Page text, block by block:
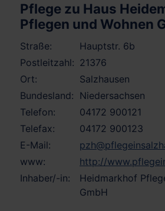
Pflege zu Haus
Pflegen und Wohnen
Straße:
Hauptstr. 6b
Postleitzahl: 21376
Ort:
Salzhausen
Bundesland: Niedersachsen
Telefon:
04172 900121
Telefax:
04172 900123
E-Mail:
www:
http://
Inhaber/-in:
Heidmarkhof
GmbH